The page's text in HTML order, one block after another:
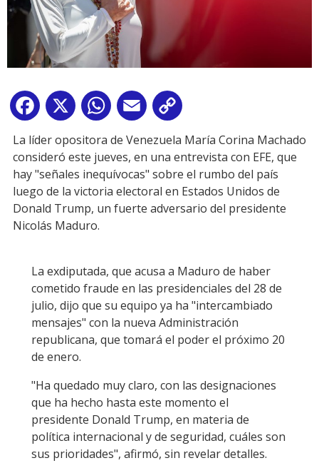
Facebook
X WhatsApp
Email
Link
La líder opositora de Venezuela María Corina Machado
consideró este jueves, en una entrevista con EFE, que
hay "señales inequívocas" sobre el rumbo del país
luego de la victoria electoral en Estados Unidos de
Donald Trump, un fuerte adversario del presidente
Nicolás Maduro.
La exdiputada, que acusa a Maduro de haber
cometido fraude en las presidenciales del 28 de
julio, dijo que su equipo ya ha "intercambiado
mensajes" con la nueva Administración
republicana, que tomará el poder el próximo 20
de enero.
"Ha quedado muy claro, con las designaciones
que ha hecho hasta este momento el
presidente Donald Trump, en materia de
política internacional y de seguridad, cuáles son
sus prioridades", afirmó, sin revelar detalles.